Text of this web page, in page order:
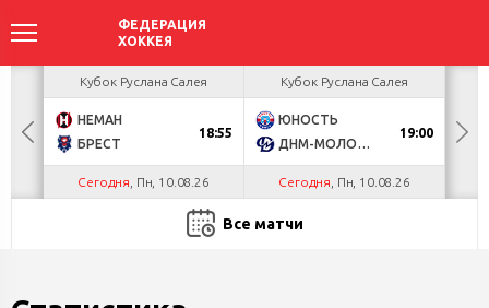
Кубок Руслана Салея
НЕМАН
БРЕСТ
18:55
Сегодня , Пн, 10.08.26
Кубок Руслана Салея
ЮНОСТЬ
ДНМ-МОЛОДЕЧНО
19:00
Сегодня , Пн, 10.08.26
Все матчи